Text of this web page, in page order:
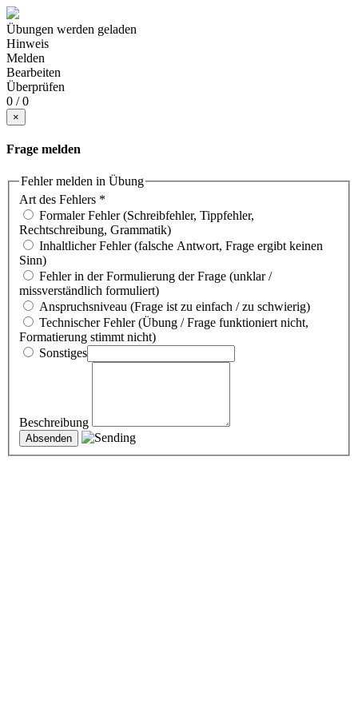
Übungen werden geladen
Hinweis
Melden
Bearbeiten
Überprüfen
0 / 0
×
Frage melden
Fehler melden in Übung
Art des Fehlers *
Formaler Fehler (Schreibfehler, Tippfehler,
Rechtschreibung, Grammatik)
Inhaltlicher Fehler (falsche Antwort, Frage ergibt keinen
Sinn)
Fehler in der Formulierung der Frage (unklar /
missverständlich formuliert)
Anspruchsniveau (Frage ist zu einfach / zu schwierig)
Technischer Fehler (Übung / Frage funktioniert nicht,
Formatierung stimmt nicht)
Sonstiges
Beschreibung